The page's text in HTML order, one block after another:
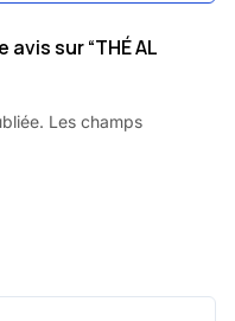
sur “THÉ AL
Les champs